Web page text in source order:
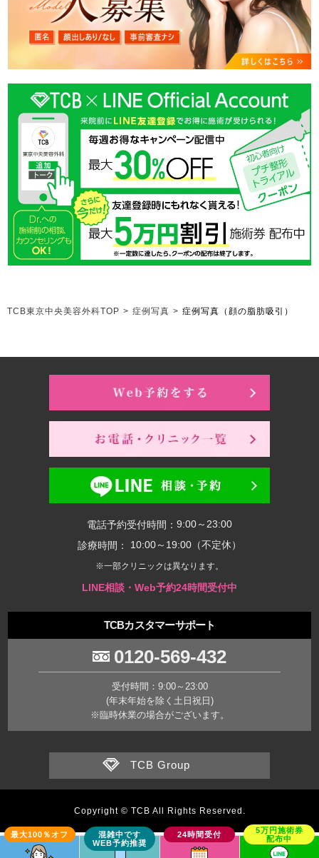
TCB東京中央美容外科TOP > 症例写真 > 症例写真（顔の脂肪吸引）
電話予約受付時間： 9:00～23:00
診療時間：
10:00～19:00（不定休）
※一部クリニックは異なります。
LINE相談・Web予約24時間受付中
TCBカスタマーサポート
0120-569-432
受付時間：9:00～23:00
(年末年始を除く土日祝日)
※臨時休業の場合がございます。
TCB Group
Copyright © TCB All Rights Reserved.